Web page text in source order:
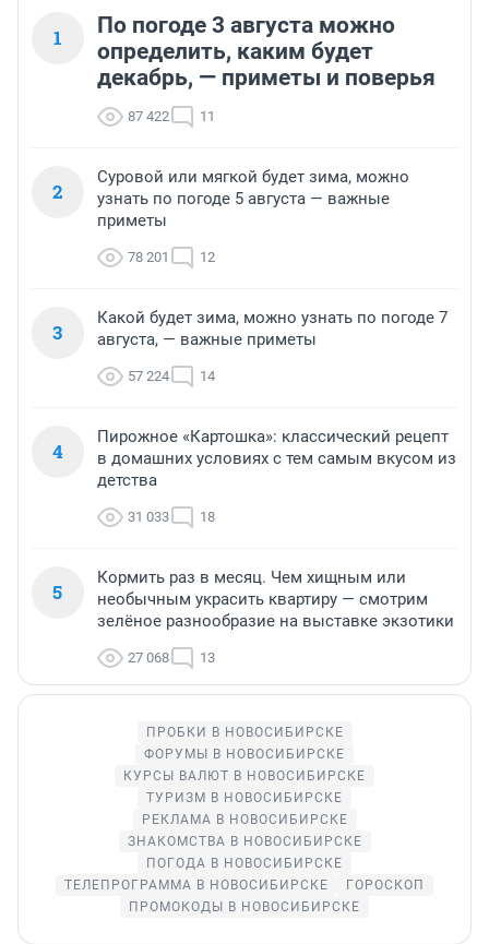
1
По погоде 3 августа можно
определить, каким будет
декабрь, — приметы и поверья
87 422 11
2
Суровой или мягкой будет зима, можно
узнать по погоде 5 августа — важные
приметы
78 201 12
3
Какой будет зима, можно узнать по погоде 7
августа, — важные приметы
57 224 14
4
Пирожное «Картошка»: классический рецепт
в домашних условиях с тем самым вкусом из
детства
31 033 18
5
Кормить раз в месяц. Чем хищным или
необычным украсить квартиру — смотрим
зелёное разнообразие на выставке экзотики
27 068 13
ПРОБКИ В НОВОСИБИРСКЕ
ФОРУМЫ В НОВОСИБИРСКЕ
КУРСЫ ВАЛЮТ В НОВОСИБИРСКЕ
ТУРИЗМ В НОВОСИБИРСКЕ
РЕКЛАМА В НОВОСИБИРСКЕ
ЗНАКОМСТВА В НОВОСИБИРСКЕ
ПОГОДА В НОВОСИБИРСКЕ
ТЕЛЕПРОГРАММА В НОВОСИБИРСКЕ
ГОРОСКОП
ПРОМОКОДЫ В НОВОСИБИРСКЕ